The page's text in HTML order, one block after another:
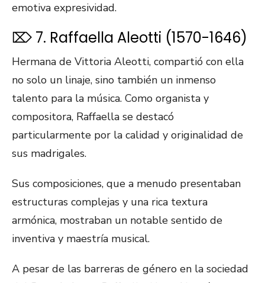
emotiva expresividad.
⌦ 7. Raffaella Aleotti (1570-1646)
Hermana de Vittoria Aleotti, compartió con ella
no solo un linaje, sino también un inmenso
talento para la música. Como organista y
compositora, Raffaella se destacó
particularmente por la calidad y originalidad de
sus madrigales.
Sus composiciones, que a menudo presentaban
estructuras complejas y una rica textura
armónica, mostraban un notable sentido de
inventiva y maestría musical.
A pesar de las barreras de género en la sociedad